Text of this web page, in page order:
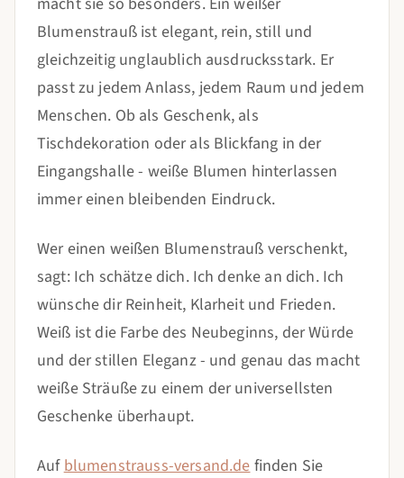
Blumenstrauß ist elegant, rein, still und
gleichzeitig unglaublich ausdrucksstark. Er
passt zu jedem Anlass, jedem Raum und jedem
Menschen. Ob als Geschenk, als
Tischdekoration oder als Blickfang in der
Eingangshalle - weiße Blumen hinterlassen
immer einen bleibenden Eindruck.
Wer einen weißen Blumenstrauß verschenkt,
sagt: Ich schätze dich. Ich denke an dich. Ich
wünsche dir Reinheit, Klarheit und Frieden.
Weiß ist die Farbe des Neubeginns, der Würde
und der stillen Eleganz - und genau das macht
weiße Sträuße zu einem der universellsten
Geschenke überhaupt.
Aufblumenstrauss-versand.definden Sie